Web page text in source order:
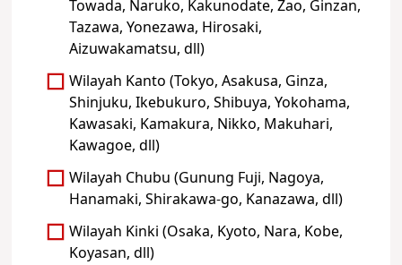
Towada, Naruko, Kakunodate, Zao, Ginzan,
Tazawa, Yonezawa, Hirosaki,
Aizuwakamatsu, dll)
Wilayah Kanto (Tokyo, Asakusa, Ginza,
Shinjuku, Ikebukuro, Shibuya, Yokohama,
Kawasaki, Kamakura, Nikko, Makuhari,
Kawagoe, dll)
Wilayah Chubu (Gunung Fuji, Nagoya,
Hanamaki, Shirakawa-go, Kanazawa, dll)
Wilayah Kinki (Osaka, Kyoto, Nara, Kobe,
Koyasan, dll)